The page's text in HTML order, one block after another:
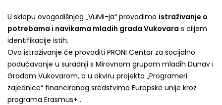
U sklopu ovogodišnjeg „VuMi-ja“ provodimo istraživanje o
potrebama i navikama mladih grada Vukovara s ciljem
identifikacije istih.
Ovo istraživanje će provoditi PRONI Centar za socijalno
podučavanje u suradnji s Mirovnom grupom mladih Dunav i
Gradom Vukovarom, a u okviru projekta „Programeri
zajednice“ financiranog sredstvima Europske unije kroz
programa Erasmus+ .